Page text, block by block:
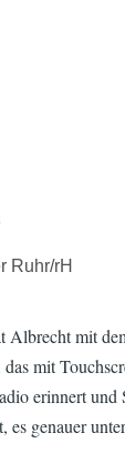
Ruhr/rH
Albrecht mit
mit
erinnert und
genauer